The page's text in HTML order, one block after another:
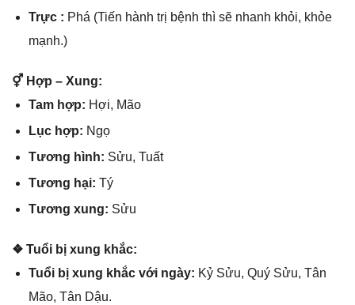
Trực : Phá (Tiến hành trị bệnh thì ѕẽ nhanh khỏi, khỏe
mạnh.)
⚥ Hợp – Xung:
Tam hợp: Hợi, Mão
Lục hợp: Ngọ
Tươnɡ hình: Sửu, Tuất
Tươnɡ hại: Tý
Tươnɡ xung: Sửu
❖ Tuổi bị xunɡ khắc:
Tuổi bị xunɡ khắc với ngày: Kỷ Sửu, Quý Sửu, Tân
Mão, Tân Dậu.